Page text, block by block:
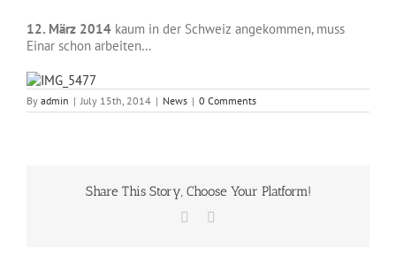
12. März 2014 kaum in der Schweiz angekommen, muss
Einar schon arbeiten…
By admin | July 15th, 2014 | News | 0 Comments
Share This Story, Choose Your Platform!
Facebook